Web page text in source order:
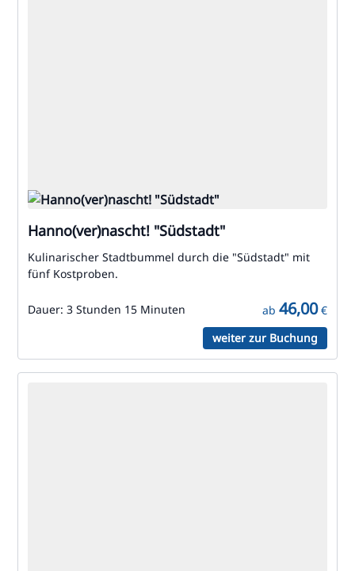
Hanno(ver)nascht! "Südstadt"
Kulinarischer Stadtbummel durch die "Südstadt" mit
fünf Kostproben.
Dauer: 3 Stunden 15 Minuten ab 46,00€
weiter zur Buchung